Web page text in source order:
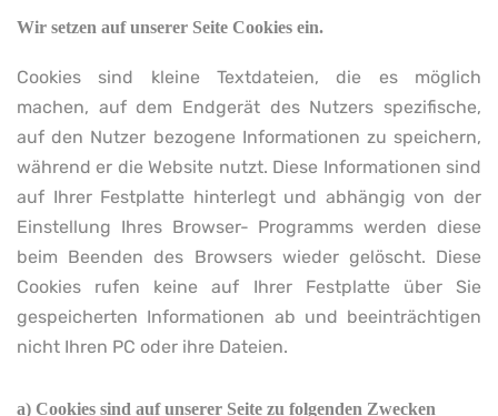
Wir setzen auf unserer Seite Cookies ein.
Cookies sind kleine Textdateien, die es möglich
machen, auf dem Endgerät des Nutzers spezifische,
auf den Nutzer bezogene Informationen zu speichern,
während er die Website nutzt. Diese Informationen sind
auf Ihrer Festplatte hinterlegt und abhängig von der
Einstellung Ihres Browser- Programms werden diese
beim Beenden des Browsers wieder gelöscht. Diese
Cookies rufen keine auf Ihrer Festplatte über Sie
gespeicherten Informationen ab und beeinträchtigen
nicht Ihren PC oder ihre Dateien.
a) Cookies sind auf unserer Seite zu folgenden Zwecken